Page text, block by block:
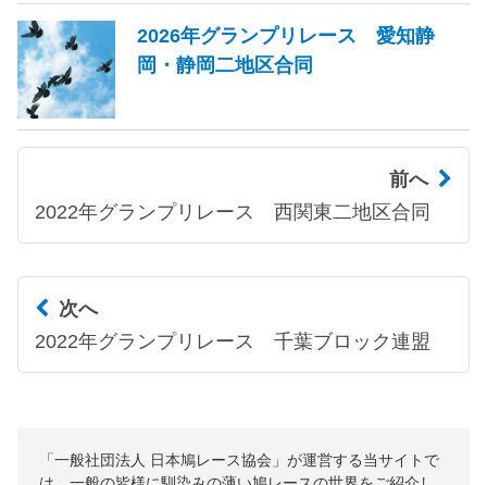
2026年グランプリレース 愛知静
岡・静岡二地区合同
前へ
2022年グランプリレース 西関東二地区合同
次へ
2022年グランプリレース 千葉ブロック連盟
「一般社団法人 日本鳩レース協会」が運営する当サイトで